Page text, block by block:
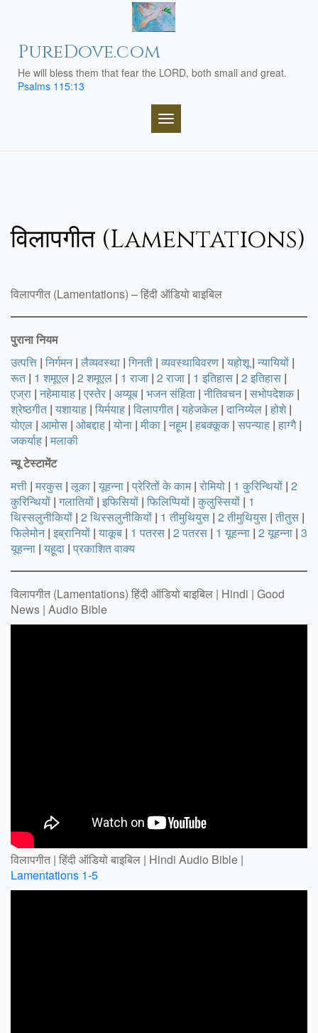
PureDove.com
He will bless them that fear the LORD, both small and great.
Psalms 115:13
TOGGLE NAVIGATION
विलापगीत (Lamentations)
विलापगीत (Lamentations) – हिंदी ऑडियो बाइबिल
पुराना नियम
उत्पत्ति | निर्गमन | लैव्यवस्था | गिनती | व्यवस्थाविवरण | यहोशू | न्यायियों |
रूत | 1 शमूएल | 2 शमूएल | 1 राजा | 2 राजा | 1 इतिहास | 2 इतिहास |
एज्रा | नहेमायाह | एस्तेर | अय्यूब | भजन संहिता | नीतिवचन | सभोपदेशक |
श्रेष्ठगीत | यशायाह | यिर्मयाह | विलापगीत | यहेजकेल | दानिय्येल | होशे |
योएल | आमोस | ओबद्दाह | योना | मीका | नहूम | हबक्कूक | सपन्याह | हाग्गै |
जकर्याह | मलाकी
न्‍यू टेस्‍टामेंट
मत्ती | मरकुस | लूका | यूहन्ना | प्रेरितों के काम | रोमियो | 1 कुरिन्थियों | 2
कुरिन्थियों | गलातियों | इफिसियों | फिलिप्पियों | कुलुस्सियों | 1
थिस्सलुनीकियों | 2 थिस्सलुनीकियों | 1 तीमुथियुस | 2 तीमुथियुस | तीतुस |
फिलेमोन | इब्रानियों | याकूब | 1 पतरस | 2 पतरस | 1 यूहन्ना | 2 यूहन्ना | 3
यूहन्ना | यहूदा | प्रकाशित वाक्य
विलापगीत (Lamentations) हिंदी ऑडियो बाइबिल | Hindi | Good
News | Audio Bible
विलापगीत | हिंदी ऑडियो बाइबिल | Hindi Audio Bible |
Lamentations 1-5